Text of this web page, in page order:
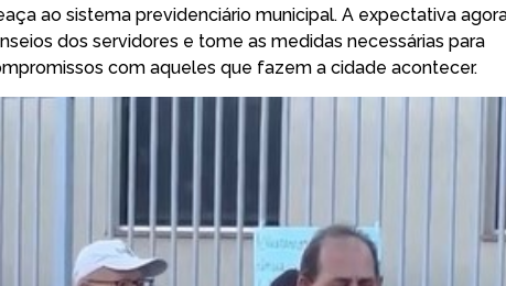
ao sistema previdenciário municipal. A expectativa
dos servidores e tome as medidas necessárias para
com aqueles que fazem a cidade acontecer.